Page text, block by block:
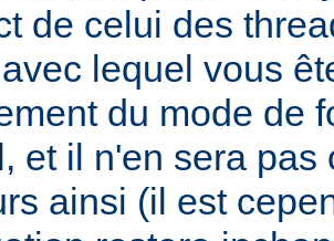
de celui des
lequel vous
du mode de
et il n'en sera pas
ainsi (il est